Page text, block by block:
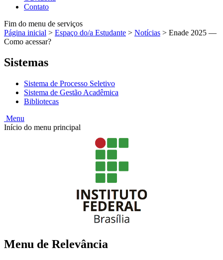
Contato
Fim do menu de serviços
Página inicial > Espaço do/a Estudante > Notícias > Enade 2025 —
Como acessar?
Sistemas
Sistema de Processo Seletivo
Sistema de Gestão Acadêmica
Bibliotecas
Menu
Início do menu principal
Menu de Relevância